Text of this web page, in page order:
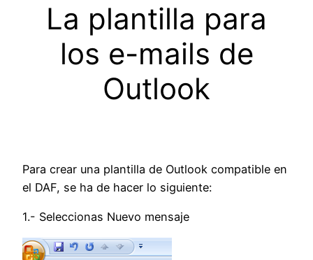
La plantilla para
los e-mails de
Outlook
Para crear una plantilla de Outlook compatible en
el DAF, se ha de hacer lo siguiente:
1.- Seleccionas Nuevo mensaje